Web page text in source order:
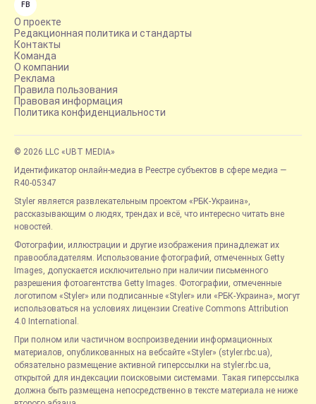
FB
О проекте
Редакционная политика и стандарты
Контакты
Команда
О компании
Реклама
Правила пользования
Правовая информация
Политика конфиденциальности
© 2026 LLC «UBT MEDIA»
Идентификатор онлайн-медиа в Реестре субъектов в сфере медиа —
R40-05347
Styler является развлекательным проектом «РБК-Украина»,
рассказывающим о людях, трендах и всё, что интересно читать вне
новостей.
Фотографии, иллюстрации и другие изображения принадлежат их
правообладателям. Использование фотографий, отмеченных Getty
Images, допускается исключительно при наличии письменного
разрешения фотоагентства Getty Images. Фотографии, отмеченные
логотипом «Styler» или подписанные «Styler» или «РБК-Украина», могут
использоваться на условиях лицензии Creative Commons Attribution
4.0 International.
При полном или частичном воспроизведении информационных
материалов, опубликованных на вебсайте «Styler» (styler.rbc.ua),
обязательно размещение активной гиперссылки на styler.rbc.ua,
открытой для индексации поисковыми системами. Такая гиперссылка
должна быть размещена непосредственно в тексте материала не ниже